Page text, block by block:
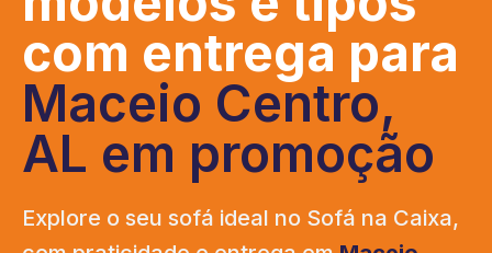
com entrega para
Maceio Centro,
AL em promoção
Explore o seu sofá ideal no Sofá na Caixa,